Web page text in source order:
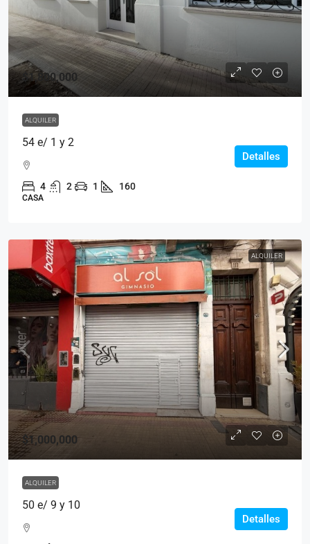
$1,800,000
ALQUILER
54 e/ 1 y 2
4 2 1 160
CASA
Detalles
ALQUILER
$1,000,000
ALQUILER
50 e/ 9 y 10
Detalles